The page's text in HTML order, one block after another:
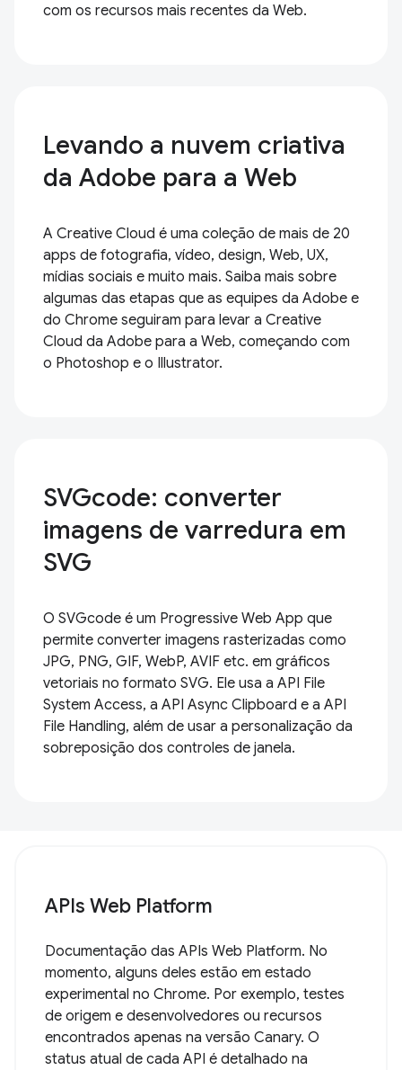
com os recursos mais recentes da Web.
Levando a nuvem criativa
da Adobe para a Web
A Creative Cloud é uma coleção de mais de 20
apps de fotografia, vídeo, design, Web, UX,
mídias sociais e muito mais. Saiba mais sobre
algumas das etapas que as equipes da Adobe e
do Chrome seguiram para levar a Creative
Cloud da Adobe para a Web, começando com
o Photoshop e o Illustrator.
SVGcode: converter
imagens de varredura em
SVG
O SVGcode é um Progressive Web App que
permite converter imagens rasterizadas como
JPG, PNG, GIF, WebP, AVIF etc. em gráficos
vetoriais no formato SVG. Ele usa a API File
System Access, a API Async Clipboard e a API
File Handling, além de usar a personalização da
sobreposição dos controles de janela.
APIs Web Platform
Documentação das APIs Web Platform. No
momento, alguns deles estão em estado
experimental no Chrome. Por exemplo, testes
de origem e desenvolvedores ou recursos
encontrados apenas na versão Canary. O
status atual de cada API é detalhado na